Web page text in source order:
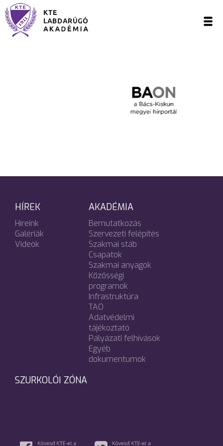
HÍREK
Híreink
Galériák
Videók
AKADÉMIA
Bemutatkozás
Szervezeti felépítés
Szakmai stáb
Csapatok
Szakmai anyagok
Közösségi
programok
Infrastruktúra
TAO
Adatvédelmi
tájékoztató
Pályázati felhívások
Egyéb
dokumentumok
SZURKOLÓI ZÓNA